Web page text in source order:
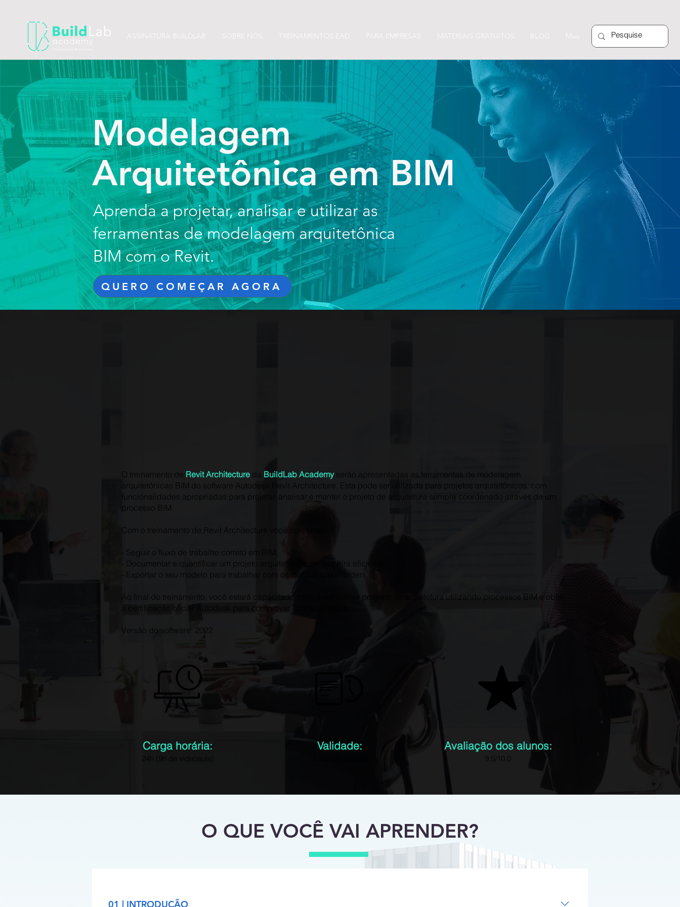
ASSINATURA BUILDLAB SOBRE NÓS TREINAMENTOS EAD PARA EMPRESAS MATERIAIS GRATUITOS Mais
Modelagem
Arquitetônica em BIM
Aprenda a projetar, analisar e utilizar as
ferramentas de modelagem arquitetônica
BIM com o Revit.
QUERO COMEÇAR AGORA
O treinamento de Revit Architecture da BuildLab Academyserão apresentadas as ferramentas de modelagem
arquitetônicas BIM do software Autodesk Revit Architecture. Esta pode ser utilizada para projetos arquitetônicos, com
funcionalidades apropriadas para projetar, analisar e manter o projeto de arquitetura sempre coordenado através de um
processo BIM.
Com o treinamento de Revit Architecture você aprenderá:
- Seguir o fluxo de trabalho correto em BIM;
- Documentar e quantificar um projeto arquitetônico de maneira eficiente;
- Exportar o seu modelo para trabalhar com os demais stakeholders.
Ao final do treinamento, você estará capacitado para desenvolver projetos de arquitetura utilizando processos BIM e obter
a certificação oficial Autodesk para comprovar sua habilitação.
Versão do software: 2022
Carga horária: Validade: Avaliação dos alunos:
9.5/10.0
O QUE VOCÊ VAI APRENDER?
01 | INTRODUÇÃO